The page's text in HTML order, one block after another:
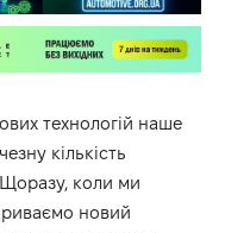
технологій наше
кількість
Щоразу, коли ми
новий